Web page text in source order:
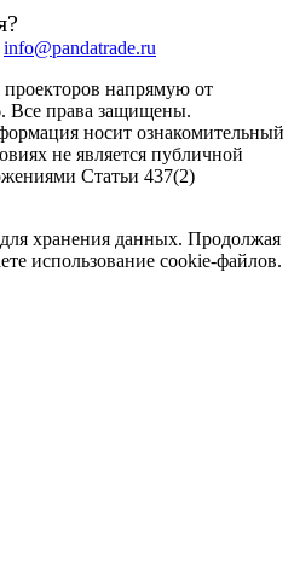
info@pandatrade.ru
напрямую от
Все права защищены.
носит ознакомительный
не является публичной
Статьи 437(2)
хранения данных. Продолжая
использование cookie-файлов.